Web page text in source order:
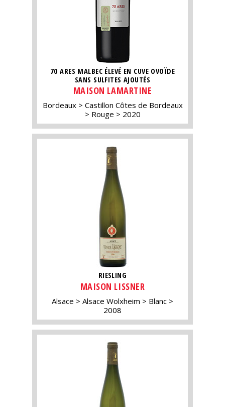
70 ARES MALBEC ÉLEVÉ EN CUVE OVOÏDE
SANS SULFITES AJOUTÉS
MAISON LAMARTINE
Bordeaux
Castillon Côtes de Bordeaux
Rouge
2020
RIESLING
MAISON LISSNER
Alsace Alsace Wolxheim
Blanc
2008